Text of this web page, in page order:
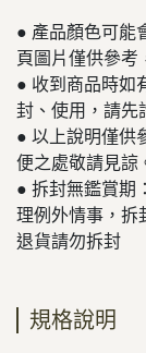
● 產品顏色可能
頁圖片僅供參考
● 收到商品時如
封、使用，請先
● 以上說明僅供
便之處敬請見諒
​​​​​● 拆封無鑑賞期
理例外情事，拆
退貨請勿拆封
規格說明